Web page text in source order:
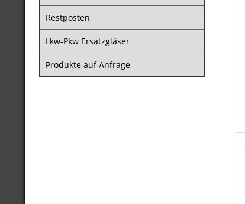
Restposten
Lkw-Pkw Ersatzgläser
Produkte auf Anfrage